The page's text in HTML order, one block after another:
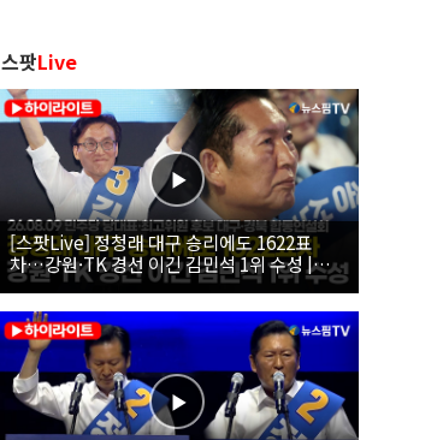
스팟Live
[스팟Live] 정청래 대구 승리에도 1622표
차…강원·TK 경선 이긴 김민석 1위 수성 |
26.08.09 더불어민주당 당대표·최고위원 후
보 대구·경북 합동연설회